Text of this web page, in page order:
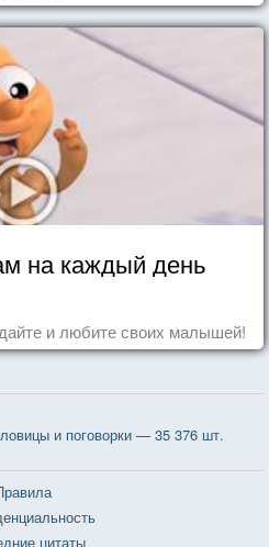
на каждый день
и любите своих малышей!
и поговорки — 35 376 шт.
цитаты